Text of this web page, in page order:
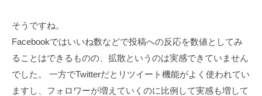
そうですね。
Facebookではいいね数などで投稿への反応を数値としてみ
ることはできるものの、拡散というのは実感できていません
でした。 一方でTwitterだとリツイート機能がよく使われてい
ますし、フォロワーが増えていくのに比例して実感も増して